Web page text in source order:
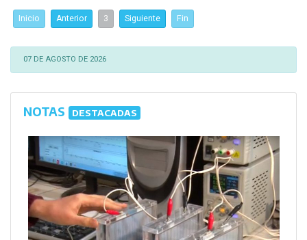
Inicio Anterior 3 Siguiente Fin
07 DE AGOSTO DE 2026
NOTAS DESTACADAS